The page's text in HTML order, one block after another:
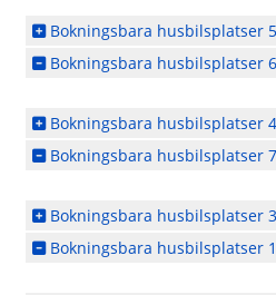
Bokningsbara husbilsplatser
Bokningsbara husbilsplatser
Bokningsbara husbilsplatser
Bokningsbara husbilsplatser
Bokningsbara husbilsplatser
Bokningsbara husbilsplatser